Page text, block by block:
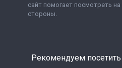
сайт помогает посмотреть
стороны.
Рекомендуем посетить